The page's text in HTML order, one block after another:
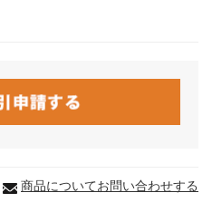
商品についてお問い合わせする